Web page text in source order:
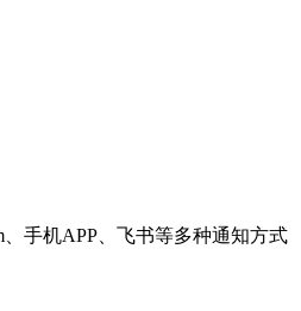
、手机APP、飞书等多种通知方式